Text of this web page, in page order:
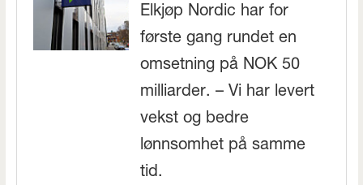
Elkjøp Nordic har for
første gang rundet en
omsetning på NOK 50
milliarder. – Vi har levert
vekst og bedre
lønnsomhet på samme
tid.